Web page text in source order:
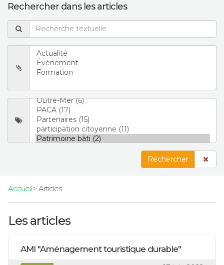
Rechercher dans les articles
Rechercher
Accueil> Articles
Les articles
AMI "Aménagement touristique durable"